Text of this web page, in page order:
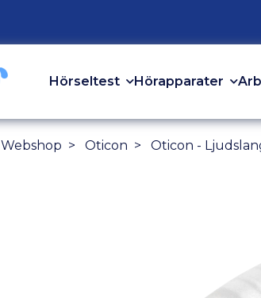
Hörseltest Hörapparater
Webshop Oticon Oticon -